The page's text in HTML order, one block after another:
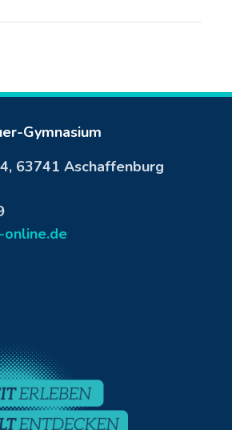
Gymnasium
63741 Aschaffenburg